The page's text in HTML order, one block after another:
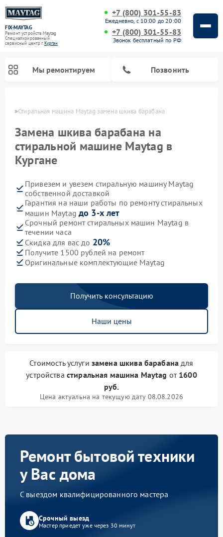
FIX-MAYTAG
Ремонт устройств Maytag
Специализированный
cервисный центр г.Курган
+7 (800) 301-55-83
Ежедневно, с 10:00 до 20:00
+7 (800) 301-55-83
Звонок бесплатный по РФ
Мы ремонтируем Позвонить
Стиральная машина Maytag замена шкива барабана
Замена шкива барабана на
стиральной машине Maytag в
Кургане
Привезем и увезем стиральную машину Maytag
собственной доставкой
Гарантия на наши работы по ремонту стиральных
машин Maytag до 3-х лет
Срочный ремонт стиральных машин Maytag в
течении часа
Скидка для вас до 20%
Получите 1500 рублей на ремонт
Оригинальные комплектующие Maytag
Получить консультацию
Наши цены
Стоимость услуги замена шкива барабана для
устройства стиральная машина Maytag от 1600
руб.
Цена актуальна на текущую дату 08.08.2026
Ремонт бытовой техники
у Вас дома
С выездом квалифицированного мастера
Срочный выезд
Мастер приедет уже через 30 минут